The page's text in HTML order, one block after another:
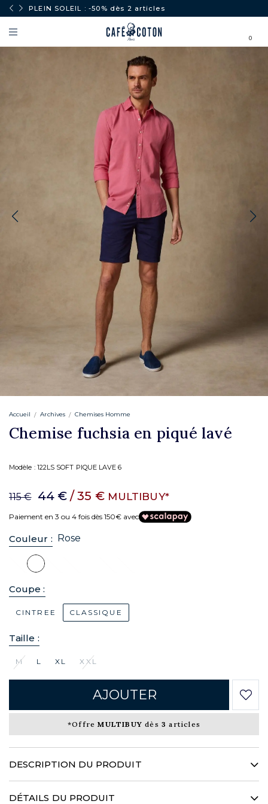
PLEIN SOLEIL : -50% dès 2 articles
0
Accueil Archives Chemises Homme
Chemise fuchsia en piqué lavé
Modèle : 122LS SOFT PIQUE LAVE 6
115 € 44 € / 35 € MULTIBUY*
Paiement en 3 ou 4 fois dès 150€ avec
Couleur : Rose
Coupe :
CINTREE CLASSIQUE
Taille :
M L XL XXL
AJOUTER
*OffreMULTIBUY dès 3 articles
DESCRIPTION DU PRODUIT
de coton à la fluidité et au caractère incomparables, cette
DÉTAILS DU PRODUIT